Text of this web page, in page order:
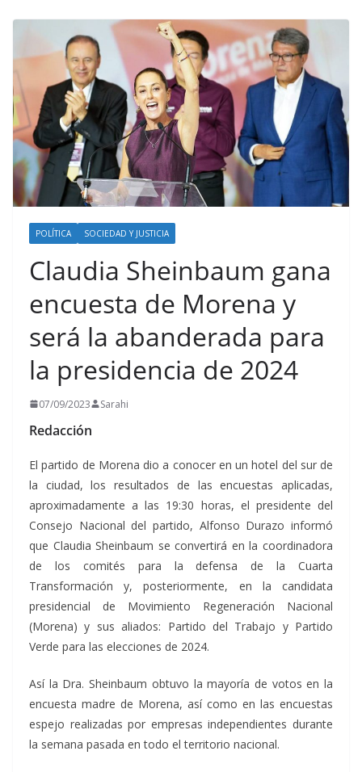
POLÍTICA SOCIEDAD Y JUSTICIA
Claudia Sheinbaum gana
encuesta de Morena y
será la abanderada para
la presidencia de 2024
07/09/2023 Sarahi
Redacción
El partido de Morena dio a conocer en un hotel del sur de
la ciudad, los resultados de las encuestas aplicadas,
aproximadamente a las 19:30 horas, el presidente del
Consejo Nacional del partido, Alfonso Durazo informó
que Claudia Sheinbaum se convertirá en la coordinadora
de los comités para la defensa de la Cuarta
Transformación y, posteriormente, en la candidata
presidencial de Movimiento Regeneración Nacional
(Morena) y sus aliados: Partido del Trabajo y Partido
Verde para las elecciones de 2024.
Así la Dra. Sheinbaum obtuvo la mayoría de votos en la
encuesta madre de Morena, así como en las encuestas
espejo realizadas por empresas independientes durante
la semana pasada en todo el territorio nacional.